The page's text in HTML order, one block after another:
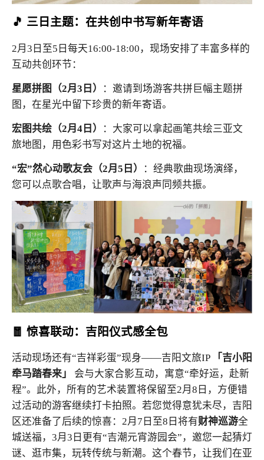
🎵 三日主题：在共创中书写新年寄语
2月3日至5日每天16:00-18:00，现场安排了丰富多样的
互动共创环节：
星愿拼图（2月3日）
：邀请到场游客共拼巨幅主题拼
图，在星光中留下珍贵的新年寄语。
宏图共绘（2月4日）
：大家可以拿起画笔共绘三亚文
旅地图，用色彩书写对这片土地的祝福。
“宏”然心动歌友会（2月5日）
：经典歌曲现场演绎，
您可以点歌合唱，让歌声与海浪声同频共振。
🧧 惊喜联动：吉阳仪式感全包
活动现场还有“吉祥彩蛋”现身——吉阳文旅IP
「吉小阳
牵马踏春来」
会与大家合影互动，寓意“牵好运，赴新
程”。此外，所有的艺术装置将保留至2月8日，方便错
过活动的游客继续打卡拍照。 若您觉得意犹未尽，吉阳
区还准备了后续的惊喜：2月7日至8日将有财神巡游全
城送福，3月3日更有“吉潮元宵游园会”，邀您一起猜灯
谜、逛市集，玩转传统与新潮。这个春节，让我们在亚